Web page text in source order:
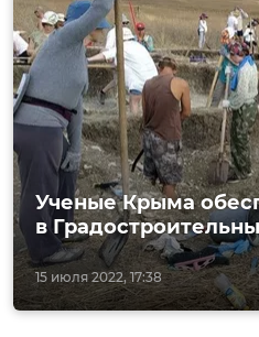
15 июля 2022, 17:38
Ученые Крыма
в